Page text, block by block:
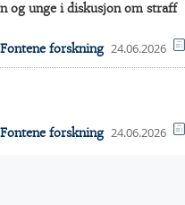
og unge i diskusjon om straff
Fontene forskning 24.06.2026
Fontene forskning 24.06.2026